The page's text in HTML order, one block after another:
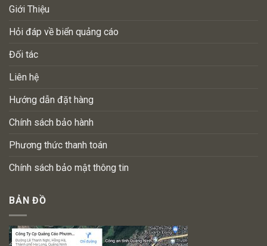
Giới Thiệu
Hỏi đáp về biển quảng cáo
Đối tác
Liên hệ
Hướng dẫn đặt hàng
Chính sách bảo hành
Phương thức thanh toán
Chính sách bảo mật thông tin
BẢN ĐỒ